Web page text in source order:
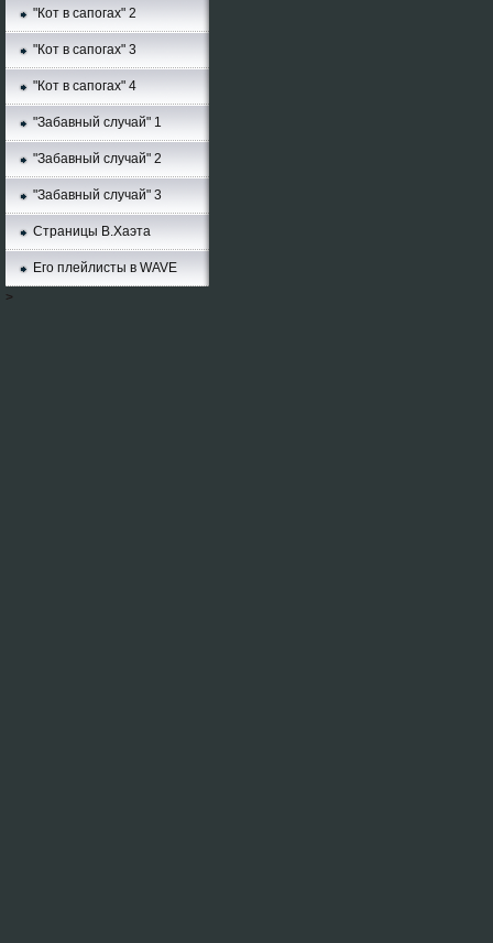
"Кот в сапогах" 2
"Кот в сапогах" 3
"Кот в сапогах" 4
"Забавный случай" 1
"Забавный случай" 2
"Забавный случай" 3
Страницы В.Хаэта
Его плейлисты в WAVE
>